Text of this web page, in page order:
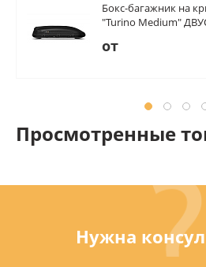
Бокс-багажник на
"Turino Medium"
от
Просмотренные
Нужна